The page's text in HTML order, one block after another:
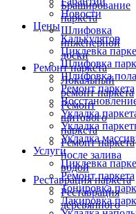
Новости
Цены
Калькулятор
Циклевка
Шлифовка
Шлифовка пола
Ремонт паркета
Укладка
Укладка
Укладка
Услуги
Циклевка
Ремонт паркета
Тонировка
Лакировка
Браширование
паркета
Шлифовка
инженерной
доски
Ремонт паркета
Локальный
ремонт паркета
Ремонт
щитового
паркета
Ремонт паркета
после залива
водой
Реставрация паркета
Реставрация
деревянного